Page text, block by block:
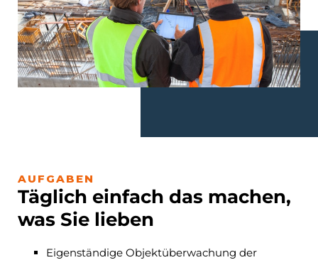
AUFGABEN
Täglich einfach das machen,
was Sie lieben
Eigenständige Objektüberwachung der